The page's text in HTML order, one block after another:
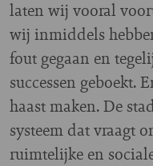
laten wij vooral
wij inmiddels
fout gegaan en
successen geboekt.
haast maken. De
systeem dat vraagt
ruimtelijke en